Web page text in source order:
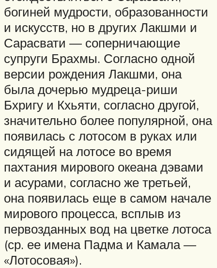
богиней мудрости, образованности
и искусств, но в других Лакшми и
Сарасвати — соперничающие
супруги Брахмы. Согласно одной
версии рождения Лакшми, она
была дочерью мудреца-риши
Бхригу и Кхьяти, согласно другой,
значительно более популярной, она
появилась с лотосом в руках или
сидящей на лотосе во время
пахтания мирового океана дэвами
и асурами, согласно же третьей,
она появилась еще в самом начале
мирового процесса, всплыв из
первозданных вод на цветке лотоса
(ср. ее имена Падма и Камала —
«Лотосовая»).